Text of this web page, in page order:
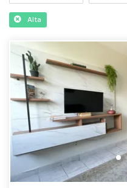
Alta